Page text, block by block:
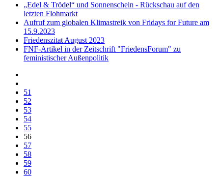
„Edel & Trödel“ und Sonnenschein - Rückschau auf den
letzten Flohmarkt
Aufruf zum globalen Klimastreik von Fridays for Future am
15.9.2023
Friedenszitat August 2023
FNF-Artikel in der Zeitschrift "FriedensForum" zu
feministischer Außenpolitik
51
52
53
54
55
56
57
58
59
60